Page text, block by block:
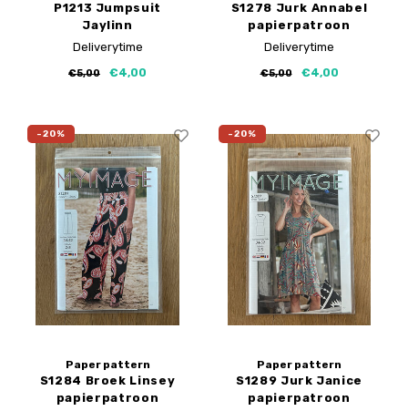
P1213 Jumpsuit
Jaylinn
papierpatroon
Deliverytime
€5,00 €4,00
S1278 Jurk Annabel
papierpatroon
Deliverytime
€5,00 €4,00
-20%
Paper pattern
S1284 Broek Linsey
papierpatroon
-20%
Paper pattern
S1289 Jurk Janice
papierpatroon